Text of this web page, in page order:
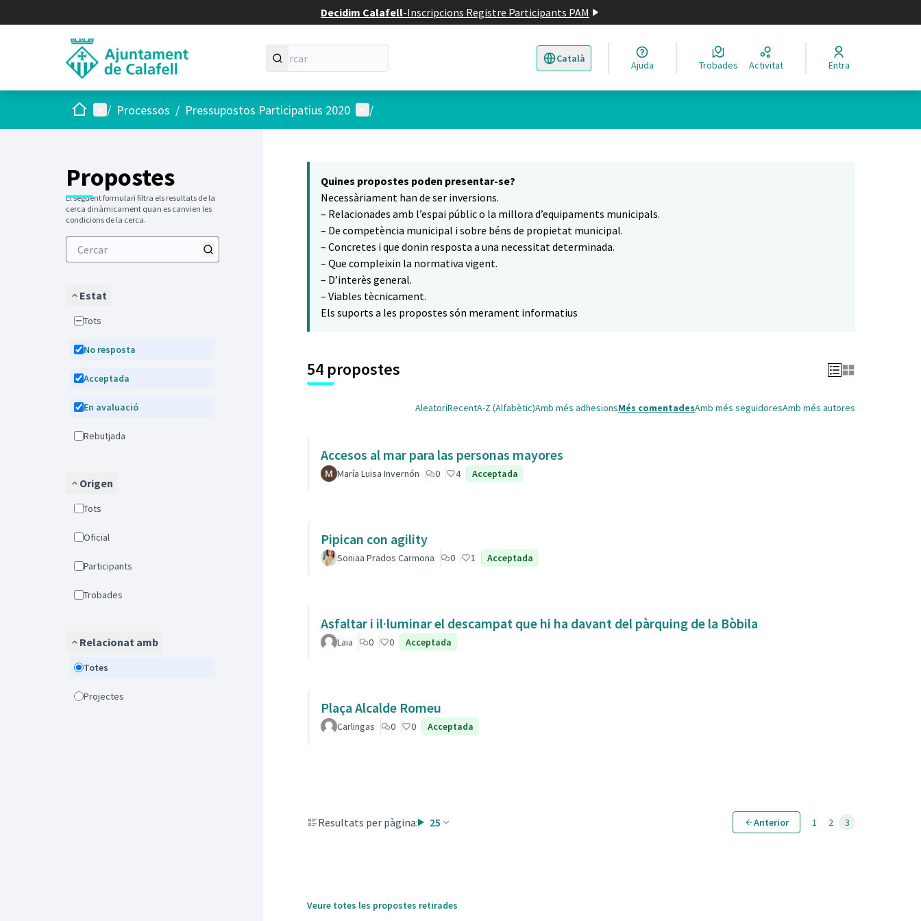
Decidim Calafell-Inscripcions Registre Participants PAM
Català
Triar la llengua Elegir el idioma
Ajuda Trobades Activitat Entra
Inici Menú principal
/ Processos / Pressupostos Participatius 2020 Menú d'usuari
/
Propostes
El següent formulari filtra els resultats de la
cerca dinàmicament quan es canvien les
condicions de la cerca.
Estat
Tots
No resposta
Acceptada
En avaluació
Rebutjada
Origen
Tots
Oficial
Participants
Trobades
Relacionat amb
Totes
Projectes
Quines propostes poden presentar-se?
Necessàriament han de ser inversions.
– Relacionades amb l’espai públic o la millora d’equipaments municipals.
– De competència municipal i sobre béns de propietat municipal.
– Concretes i que donin resposta a una necessitat determinada.
– Que compleixin la normativa vigent.
– D’interès general.
– Viables tècnicament.
Els suports a les propostes són merament informatius
54 propostes
AleatoriRecentA-Z (Alfabètic)Amb més adhesionsMés comentadesAmb més seguidoresAmb més autores
Accesos al mar para las personas mayores
María Luisa Invernón 0 4 Acceptada
Pipican con agility
Soniaa Prados Carmona 0 1 Acceptada
Asfaltar i il·luminar el descampat que hi ha davant del pàrquing de la Bòbila
Laia 0 0 Acceptada
Plaça Alcalde Romeu
Carlingas 0 0 Acceptada
Resultats per pàgina: 25 Anterior 1 2 3
Veure totes les propostes retirades